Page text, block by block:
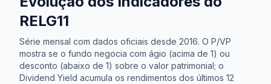
RELG11
Série mensal com dados oficiais desde 2016. O P/VP
mostra se o fundo negocia com ágio (acima de 1) ou
desconto (abaixo de 1) sobre o valor patrimonial; o
Dividend Yield acumula os rendimentos dos últimos 12